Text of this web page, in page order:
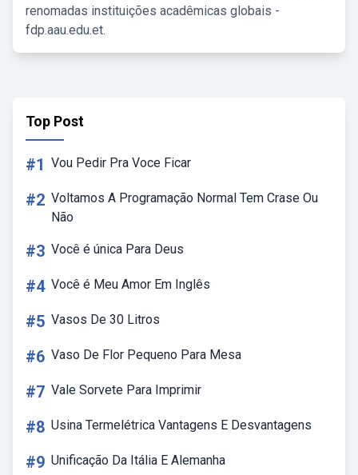
renomadas instituições acadêmicas globais -
fdp.aau.edu.et.
Top Post
#1 Vou Pedir Pra Voce Ficar
#2 Voltamos A Programação Normal Tem Crase Ou
Não
#3 Você é única Para Deus
#4 Você é Meu Amor Em Inglês
#5 Vasos De 30 Litros
#6 Vaso De Flor Pequeno Para Mesa
#7 Vale Sorvete Para Imprimir
#8 Usina Termelétrica Vantagens E Desvantagens
#9 Unificação Da Itália E Alemanha